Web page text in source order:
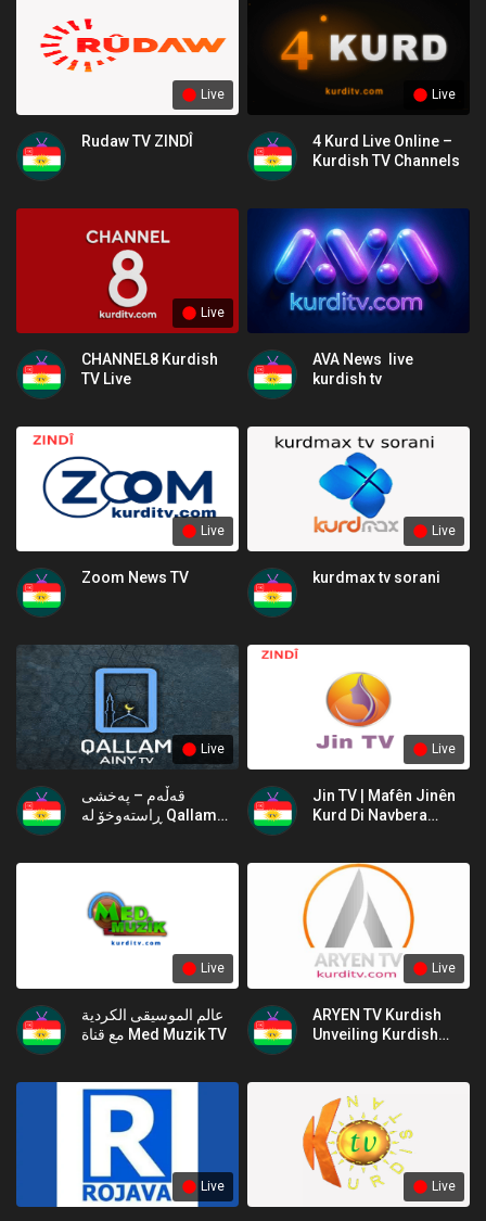
Live
Rudaw TV ZINDÎ
Live
4 Kurd Live Online –
Kurdish TV Channels
Live
CHANNEL8 Kurdish
TV Live
AVA News live
kurdish tv
Live
Zoom News TV
Live
kurdmax tv sorani
Live
قەڵەم – پەخشی
ڕاستەوخۆ لە Qallam
Live
Jin TV | Mafên Jinên
Kurd Di Navbera
Live
عالم الموسيقى الكردية
مع قناة Med Muzik TV
Live
ARYEN TV Kurdish
Unveiling Kurdish
Live Live